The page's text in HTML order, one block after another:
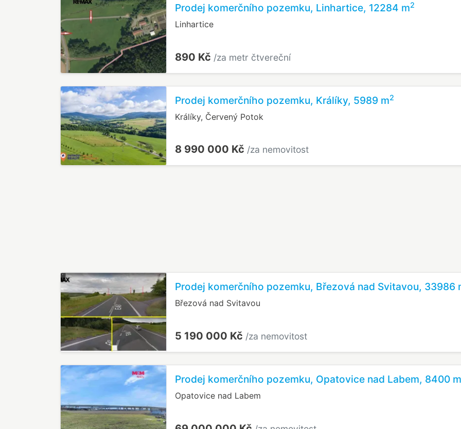
Prodej komerčního pozemku, Linhartice, 12284 m2
Linhartice
890 Kč /za metr čtvereční
Prodej komerčního pozemku, Králíky, 5989 m2
Králíky, Červený Potok
8 990 000 Kč /za nemovitost
Prodej komerčního pozemku, Březová nad Svitavou, 33986
Březová nad Svitavou
5 190 000 Kč /za nemovitost
Prodej komerčního pozemku, Opatovice nad Labem, 8400 m
Opatovice nad Labem